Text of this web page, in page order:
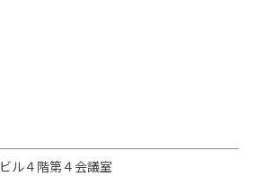
ル４階第４会議室